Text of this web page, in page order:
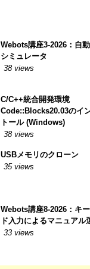
Webots講座3-2026：自
シミュレータ
38 views
C/C++統合開発環境
Code::Blocks20.03のイ
トール (Windows)
38 views
USBメモリのクローン
35 views
Webots講座8-2026：キ
ド入力によるマニュアル
33 views